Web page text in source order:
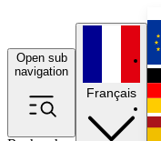
Open sub
navigation
Français